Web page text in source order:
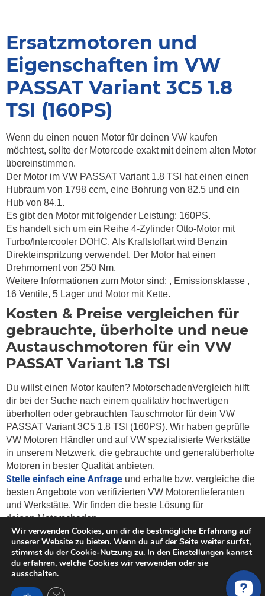
Ersatzmotoren und
Eigenschaften im VW
PASSAT Variant 3C5 1.8
TSI (160PS)
Wenn du einen neuen Motor für deinen VW kaufen
möchtest, sollte der Motorcode exakt mit deinem alten Motor
übereinstimmen.
Der Motor im VW PASSAT Variant 1.8 TSI hat einen einen
Hubraum von 1798 ccm, eine Bohrung von 82.5 und ein
Hub von 84.1.
Es gibt den Motor mit folgender Leistung: 160PS.
Es handelt sich um ein Reihe 4-Zylinder Otto-Motor mit
Turbo/Intercooler DOHC. Als Kraftstoffart wird Benzin
Direkteinspritzung verwendet. Der Motor hat einen
Drehmoment von 250 Nm.
Weitere Informationen zum Motor sind: , Emissionsklasse ,
16 Ventile, 5 Lager und Motor mit Kette.
Kosten & Preise vergleichen für
gebrauchte, überholte und neue
Austauschmotoren für ein VW
PASSAT Variant 1.8 TSI
Du willst einen Motor kaufen? MotorschadenVergleich hilft
dir bei der Suche nach einem qualitativ hochwertigen
überholten oder gebrauchten Tauschmotor für dein VW
PASSAT Variant 3C5 1.8 TSI (160PS). Wir haben geprüfte
VW Motoren Händler und auf VW spezialisierte Werkstätte
in unserem Netzwerk, die gebrauchte und generalüberholte
Motoren in bester Qualität anbieten.
Stelle einfach eine Anfrage und erhalte bzw. vergleiche die
besten Angebote von verifizierten VW Motorenlieferanten
und Werkstätte. Wir finden die beste Lösung für
deinen Motorschaden.
Weitere Services zu Austauschmotoren
Wir verwenden Cookies, um dir die bestmögliche Erfahrung auf
unserer Website zu bieten. Wenn du auf der Seite weiter surfst,
stimmst du der Cookie-Nutzung zu. In den Einstellungen kannst
du erfahren, welche Cookies wir verwenden oder sie
ausschalten.
GDPR Cookie-Banner schließen